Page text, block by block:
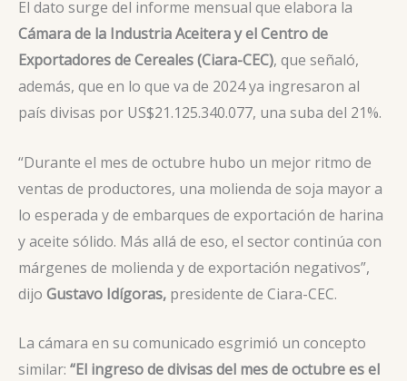
El dato surge del informe mensual que elabora la
Cámara de la Industria Aceitera y el Centro de
Exportadores de Cereales (Ciara-CEC), que señaló,
además, que en lo que va de 2024 ya ingresaron al
país divisas por US$21.125.340.077, una suba del 21%.
“Durante el mes de octubre hubo un mejor ritmo de
ventas de productores, una molienda de soja mayor a
lo esperada y de embarques de exportación de harina
y aceite sólido. Más allá de eso, el sector continúa con
márgenes de molienda y de exportación negativos”,
dijo Gustavo Idígoras, presidente de Ciara-CEC.
La cámara en su comunicado esgrimió un concepto
similar: “El ingreso de divisas del mes de octubre es el